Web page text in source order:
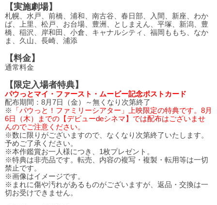
【実施劇場】
札幌、水戸、前橋、浦和、南古谷、春日部、入間、新座、わか
ば、上里、松戸、お台場、豊洲、としまえん、平塚、新潟、豊
橋、稲沢、岸和田、小倉、キャナルシティ、福岡ももち、なか
ま、久山、長崎、浦添
【料金】
通常料金
【限定入場者特典】
パウっとマイ・ファースト・ムービー記念ポストカード
配布期間：8月7日（金）～無くなり次第終了
※
「パウっと！ファミリーシアター」上映限定の特典です。8月
6日（木）までの【デビューdeシネマ】では配布はございませ
んのでご注意ください。
※数に限りがございますので、なくなり次第終了いたします。
予めご了承ください。
※本作鑑賞お一人様につき、1枚プレゼント。
※特典は非売品です。転売、内容の複写・複製・転用等は一切
禁止です。
※画像はイメージです。
※まれに傷や汚れがあるものがございますが、返品・交換は一
切お受けできません。